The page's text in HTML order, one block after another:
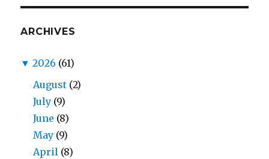
ARCHIVES
▼ 2026 (61)
August (2)
July (9)
June (8)
May (9)
April (8)